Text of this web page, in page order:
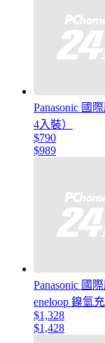
Panasonic 國
4入裝）
$790
$989
Panasonic 國
eneloop 鎳氫
$1,328
$1,428